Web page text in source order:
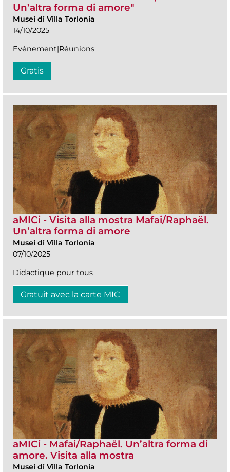
Un’altra forma di amore"
Musei di Villa Torlonia
14/10/2025
Evénement|Réunions
Gratis
aMICi - Visita alla mostra Mafai/Raphaël.
Un’altra forma di amore
Musei di Villa Torlonia
07/10/2025
Didactique pour tous
Gratuit avec la carte MIC
aMICi - Mafai/Raphaël. Un’altra forma di
amore. Visita alla mostra
Musei di Villa Torlonia